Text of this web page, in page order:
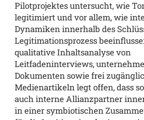
Pilotprojektes untersucht, wie
legitimiert und vor allem, wie
Dynamiken innerhalb des
Legitimationsprozess
qualitative Inhaltsanalyse von
Leitfadeninterviews,
Dokumenten sowie frei
Medienartikeln legt offen, dass
auch interne Allianzpartner
in einer symbiotischen